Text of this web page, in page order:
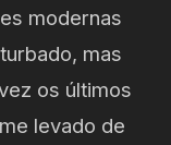
modernas
mas
os últimos
levado de